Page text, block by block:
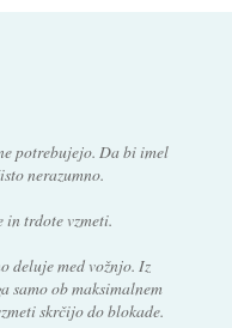
potrebujejo. Da bi imel
nerazumno.
in trdote vzmeti.
deluje med vožnjo. Iz
samo ob maksimalnem
skrčijo do blokade.